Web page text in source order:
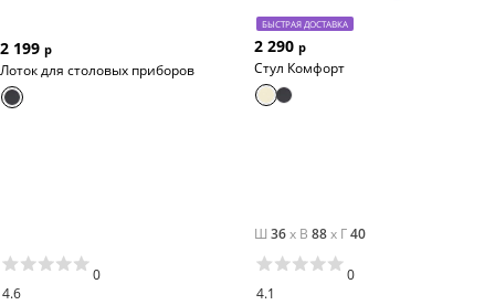
2 199 р
Лоток для столовых приборов
4.6
0
БЫСТРАЯ ДОСТАВКА
2 290 р
Стул Комфорт
Ш 36x В 88x Г40
4.1
0